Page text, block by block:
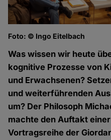
Foto: © Ingo Eitelbach
Was wissen wir heute
kognitive Prozesse von
und Erwachsenen?
und weiterführenden
um? Der Philosoph
machte den Auftakt
Vortragsreihe der